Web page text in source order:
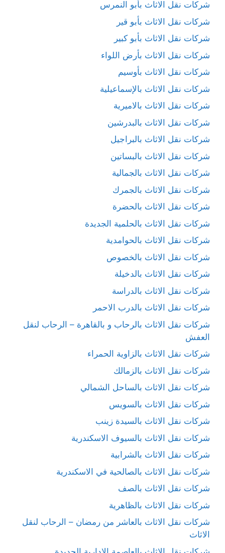
شركات نقل الاثاث بأبو النمرس
شركات نقل الاثاث بأبو قير
شركات نقل الاثاث بأبو كبير
شركات نقل الاثاث بأرض اللواء
شركات نقل الاثاث بأوسيم
شركات نقل الاثاث بالإسماعيلية
شركات نقل الاثاث بالاميرية
شركات نقل الاثاث بالبدرشين
شركات نقل الاثاث بالبراجيل
شركات نقل الاثاث بالبساتين
شركات نقل الاثاث بالجمالية
شركات نقل الاثاث بالجمرك
شركات نقل الاثاث بالحضرة
شركات نقل الاثاث بالحلمية الجديدة
شركات نقل الاثاث بالحوامدية
شركات نقل الاثاث بالخصوص
شركات نقل الاثاث بالدخيلة
شركات نقل الاثاث بالدراسة
شركات نقل الاثاث بالدرب الاحمر
شركات نقل الاثاث بالرحاب و بالقاهرة – الرحاب لنقل
العفش
شركات نقل الاثاث بالزاوية الحمراء
شركات نقل الاثاث بالزمالك
شركات نقل الاثاث بالساحل الشمالي
شركات نقل الاثاث بالسويس
شركات نقل الاثاث بالسيدة زينب
شركات نقل الاثاث بالسيوف الاسكندرية
شركات نقل الاثاث بالشرابية
شركات نقل الاثاث بالصالحية في الاسكندرية
شركات نقل الاثاث بالصف
شركات نقل الاثاث بالظاهرية
شركات نقل الاثاث بالعاشر من رمضان – الرحاب لنقل
الاثاث